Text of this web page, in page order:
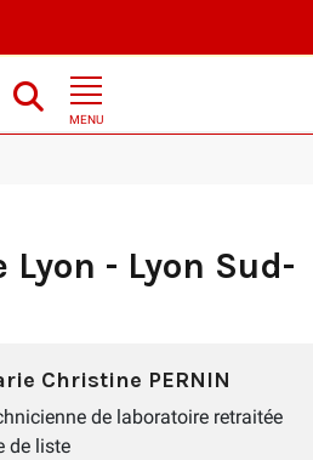
MENU
2026 : Métropole de Lyon - Lyon Sud-
- Lyon Sud-
Christine PERNIN
de laboratoire retraitée
de liste